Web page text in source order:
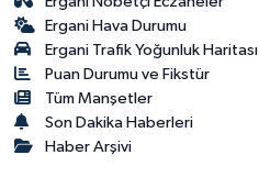
Ergani Hava Durumu
Ergani Trafik Yoğunluk Haritası
Puan Durumu ve Fikstür
Tüm Manşetler
Son Dakika Haberleri
Haber Arşivi